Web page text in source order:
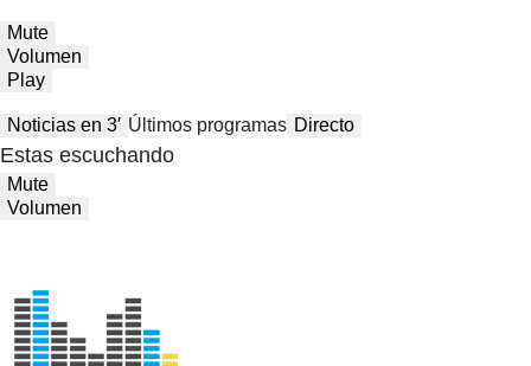
Mute
Volumen
Play
Noticias en 3′ Últimos programas Directo
Estas escuchando
Mute
Volumen